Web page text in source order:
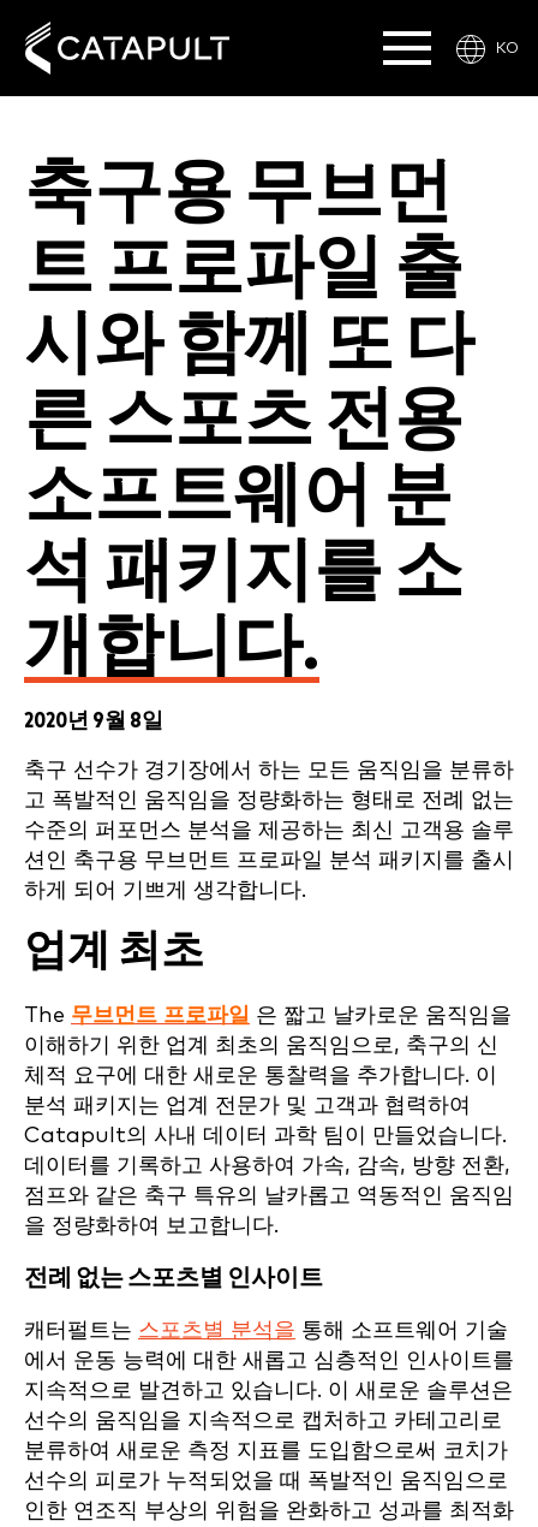
KO
축구용 무브먼
트 프로파일 출
시와 함께 또 다
른 스포츠 전용
소프트웨어 분
석 패키지를 소
개합니다.
2020년 9월 8일
축구 선수가 경기장에서 하는 모든 움직임을 분류하
고 폭발적인 움직임을 정량화하는 형태로 전례 없는
수준의 퍼포먼스 분석을 제공하는 최신 고객용 솔루
션인 축구용 무브먼트 프로파일 분석 패키지를 출시
하게 되어 기쁘게 생각합니다.
업계 최초
The 무브먼트 프로파일 은 짧고 날카로운 움직임을
이해하기 위한 업계 최초의 움직임으로, 축구의 신
체적 요구에 대한 새로운 통찰력을 추가합니다. 이
분석 패키지는 업계 전문가 및 고객과 협력하여
Catapult의 사내 데이터 과학 팀이 만들었습니다.
데이터를 기록하고 사용하여 가속, 감속, 방향 전환,
점프와 같은 축구 특유의 날카롭고 역동적인 움직임
을 정량화하여 보고합니다.
전례 없는 스포츠별 인사이트
캐터펄트는 스포츠별 분석을 통해 소프트웨어 기술
에서 운동 능력에 대한 새롭고 심층적인 인사이트를
지속적으로 발견하고 있습니다. 이 새로운 솔루션은
선수의 움직임을 지속적으로 캡처하고 카테고리로
분류하여 새로운 측정 지표를 도입함으로써 코치가
선수의 피로가 누적되었을 때 폭발적인 움직임으로
인한 연조직 부상의 위험을 완화하고 성과를 최적화